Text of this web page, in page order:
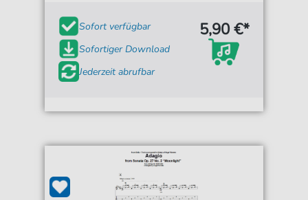
Sofort verfügbar
Sofortiger Download
Jederzeit abrufbar
5,90 €*